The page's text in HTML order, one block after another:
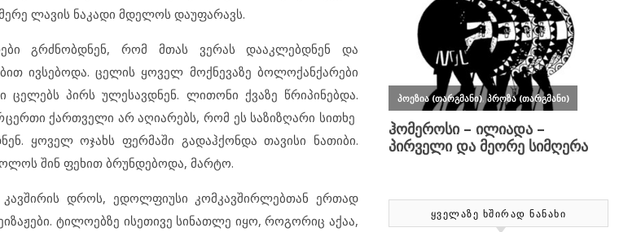
ლავის ნაკადი მდელოს დაუფარავს.
გრძნობდნენ, რომ მთას ვერას დააკლებდნენ და
ივსებოდა. ცელის ყოველ მოქნევაზე ბოლოქანქარები
პირს ულესავდნენ. ლითონი ქვაზე წრიპინებდა.
ქართველი არ აღიარებს, რომ ეს საზიზღარი სითხე
ყოველ ოჯახს ფერმაში გადაჰქონდა თავისი ნათიბი.
შინ ფეხით ბრუნდებოდა, მარტო.
დროს, ედოლფიუსი კომკავშირლებთან ერთად
ტილოებზე ისეთივე სინათლე იყო, როგორიც აქაა,
ᲧᲕᲔᲚᲐᲖᲔ ᲮᲨᲘᲠᲐᲓ ᲜᲐᲜᲐᲮᲘ